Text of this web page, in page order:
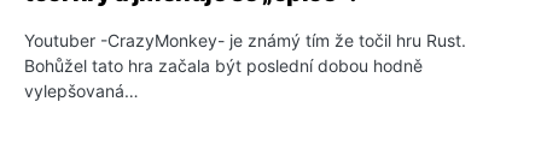
Youtuber -CrazyMonkey- je známý tím že točil hru Rust.
Bohůžel tato hra začala být poslední dobou hodně
vylepšovaná…